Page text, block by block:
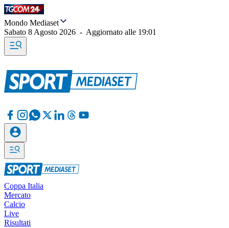
Mondo Mediaset
Sabato 8 Agosto 2026 - Aggiornato alle 19:01
Coppa Italia
Mercato
Calcio
Live
Risultati